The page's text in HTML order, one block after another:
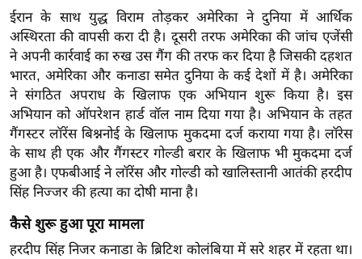
ऑ
टो
व
र्ल्ड
न्यू
ज
ब्री
फ
म
रं
ज
ईरान के साथ युद्ध विराम तोड़कर अमेरिका ने दुनिया में आर्थिक
अस्थिरता की वापसी करा दी है। दूसरी तरफ अमेरिका की जांच एजेंसी
ने अपनी कार्रवाई का रुख उस गैंग की तरफ कर दिया है जिसकी दहशत
भारत, अमेरिका और कनाडा समेत दुनिया के कई देशों में है। अमेरिका
ने संगठित अपराध के खिलाफ एक अभियान शुरू किया है। इस
अभियान को ऑपरेशन हार्ड वॉल नाम दिया गया है। अभियान के तहत
गैंगस्टर लॉरेंस बिश्ननोई के खिलाफ मुकदमा दर्ज कराया गया है। लॉरेस
के साथ ही एक और गैंगस्टर गोल्डी बरार के खिलाफ भी मुकदमा दर्ज
हुआ है। एफबीआई ने लॉरेंस और गोल्डी को खालिस्तानी आतंकी हरदीप
सिंह निज्जर की हत्या का दोषी माना है।
कैसे शुरू हुआ पूरा मामला
हरदीप सिंह निजर कनाडा के ब्रिटिश कोलंबिया में सरे शहर में रहता था।